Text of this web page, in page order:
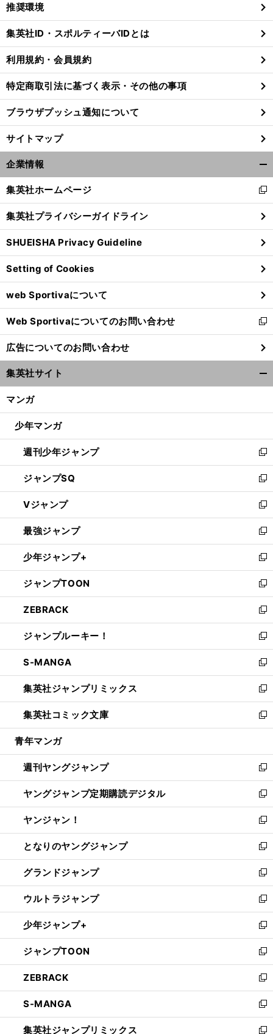
３
閉
る
推奨環境
集英社ID・スポルティーバIDとは
利用規約・会員規約
特定商取引法に基づく表示・その他の事項
ブラウザプッシュ通知について
サイトマップ
企業情報
閉
る
集英社ホームページ
新
し
い
ウ
ィ
ン
ド
ウ
で
開
く
集英社プライバシーガイドライン
SHUEISHA Privacy Guideline
Setting of Cookies
web Sportivaについて
Web Sportivaについてのお問い合わせ
新
し
い
ウ
ィ
ン
ウ
開
く
広告についてのお問い合わせ
集英社サイト
マンガ
少年マンガ
週刊少年ジャンプ
新
し
い
ウ
ィ
ン
ド
ウ
で
開
く
ジャンプSQ
新
し
い
ウ
ィ
ン
ド
ウ
で
開
く
Vジャンプ
新
し
い
ウ
ィ
ン
ド
ウ
で
開
く
最強ジャンプ
新
し
い
ウ
ィ
ン
ド
ウ
で
開
く
少年ジャンプ+
新
し
い
ウ
ィ
ン
ド
ウ
で
開
く
ジャンプTOON
新
し
い
ウ
ィ
ン
ド
ウ
で
開
く
ZEBRACK
新
し
い
ウ
ィ
ン
ド
ウ
で
開
ジャンプルーキー！
新
し
い
ウ
ィ
ン
ド
ウ
開
く
S-MANGA
新
し
い
ウ
ィ
ン
ウ
で
開
く
集英社ジャンプリミックス
新
し
い
ウ
ン
ド
ウ
で
開
く
集英社コミック文庫
新
し
ウ
ィ
ン
ド
ウ
で
開
く
青年マンガ
週刊ヤングジャンプ
新
し
い
ウ
ィ
ン
ド
ウ
で
開
く
ヤングジャンプ定期購読デジタル
新
し
い
ウ
ィ
ン
ド
ウ
で
開
く
ヤンジャン！
新
し
い
ウ
ィ
ン
ド
ウ
で
開
く
となりのヤングジャンプ
新
し
い
ウ
ィ
ン
ド
ウ
で
開
く
グランドジャンプ
新
し
い
ウ
ィ
ン
ド
ウ
で
開
く
ウルトラジャンプ
新
し
い
ウ
ィ
ン
ド
ウ
で
開
く
少年ジャンプ+
新
し
い
ウ
ィ
ン
ド
ウ
で
ジャンプTOON
新
し
い
ウ
ィ
ン
ド
ZEBRACK
新
し
い
ウ
ィ
S-MANGA
新
し
集英社ジャンプリミックス